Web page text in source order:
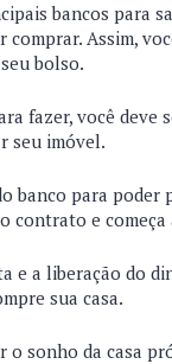
bancos para
Assim,
bolso.
fazer, você deve
seu imóvel.
banco para
contrato e começa
e a liberação do
sua casa.
o sonho da casa